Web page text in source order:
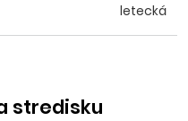
letecká
stredisku